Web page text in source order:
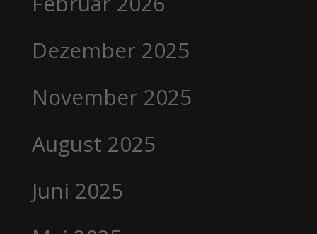
Dezember 2025
November 2025
August 2025
Juni 2025